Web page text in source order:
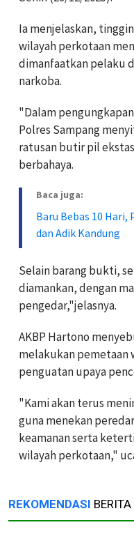
Ia menjelaskan,
wilayah perkotaan
dimanfaatkan pelaku
narkoba.
"Dalam
Polres Sampang
ratusan butir pil
berbahaya.
Baca juga:
Baru Bebas 10 Hari,
dan Adik Kandung
Selain barang bukti,
diamankan, dengan
pengedar,"jelasnya.
AKBP Hartono
melakukan pemetaan
penguatan upaya
"Kami akan terus
guna menekan
keamanan serta
wilayah perkotaan,"
REKOMENDASI BERITA